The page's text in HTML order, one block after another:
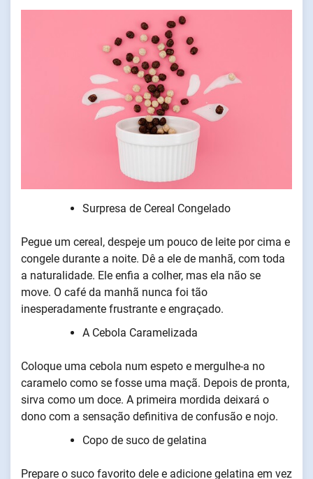
Surpresa de Cereal Congelado
Pegue um cereal, despeje um pouco de leite por cima e
congele durante a noite. Dê a ele de manhã, com toda
a naturalidade. Ele enfia a colher, mas ela não se
move. O café da manhã nunca foi tão
inesperadamente frustrante e engraçado.
A Cebola Caramelizada
Coloque uma cebola num espeto e mergulhe-a no
caramelo como se fosse uma maçã. Depois de pronta,
sirva como um doce. A primeira mordida deixará o
dono com a sensação definitiva de confusão e nojo.
Copo de suco de gelatina
Prepare o suco favorito dele e adicione gelatina em vez